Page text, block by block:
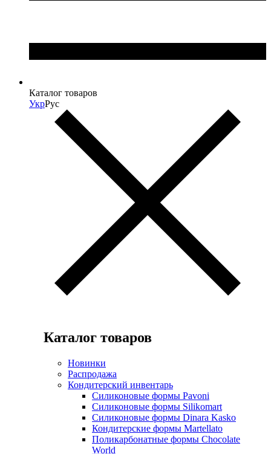
Каталог товаров
УкрРус
Каталог товаров
Новинки
Распродажа
Кондитерский инвентарь
Силиконовые формы Pavoni
Силиконовые формы Silikomart
Силиконовые формы Dinara Kasko
Кондитерские формы Martellato
Поликарбонатные формы Chocolate
World